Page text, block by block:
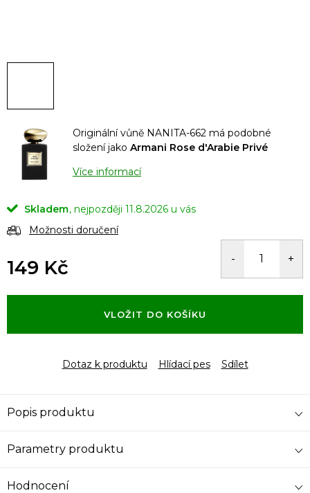
Originální vůně NANITA-662 má podobné
složení jako Armani Rose d'Arabie Privé
Více informací
Skladem
11.8.2026
Možnosti doručení
149 Kč
cena:
VLOŽIT DO KOŠÍKU
Dotaz k produktu Hlídací pes Sdílet
Popis produktu
Parametry produktu
Hodnocení